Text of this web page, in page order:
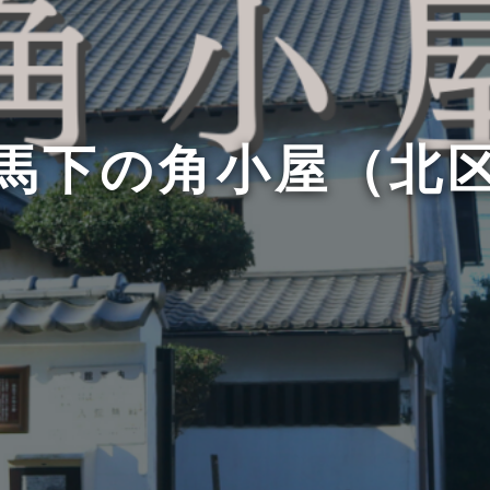
下の角小屋（北